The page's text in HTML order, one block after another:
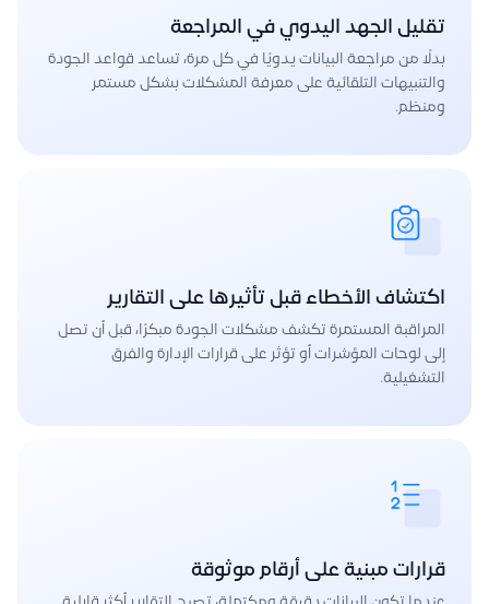
تقليل الجهد اليدوي في المراجعة
بدلًا من مراجعة البيانات يدويًا في كل مرة، تساعد قواعد الجودة
والتنبيهات التلقائية على معرفة المشكلات بشكل مستمر
ومنظم.
اكتشاف الأخطاء قبل تأثيرها على التقارير
المراقبة المستمرة تكشف مشكلات الجودة مبكرًا، قبل أن تصل
إلى لوحات المؤشرات أو تؤثر على قرارات الإدارة والفرق
التشغيلية.
قرارات مبنية على أرقام موثوقة